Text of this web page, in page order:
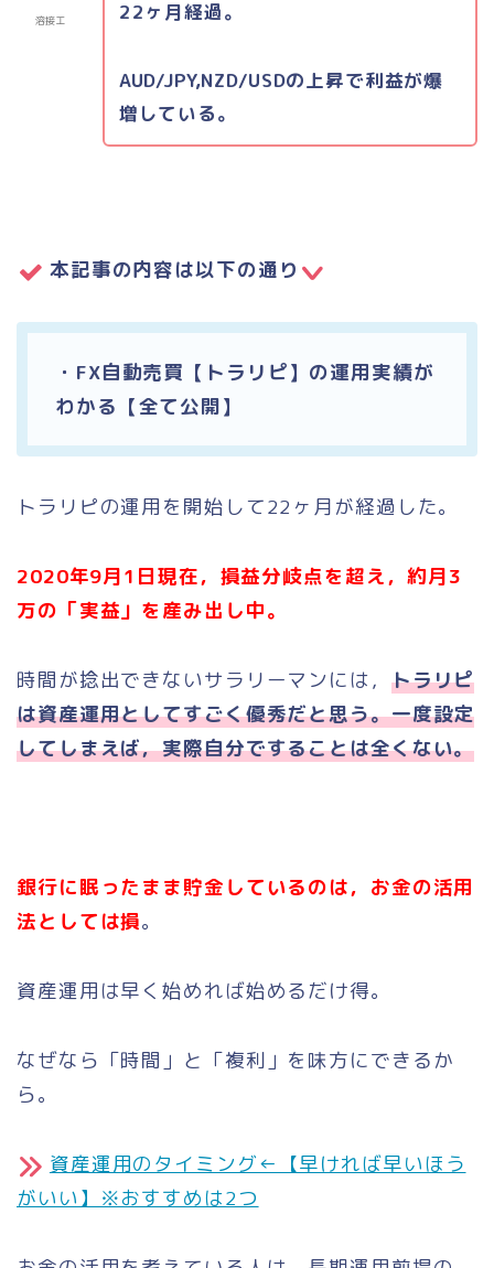
溶接工
22ヶ月経過。
AUD/JPY,NZD/USDの上昇で利益が爆
増している。
本記事の内容は以下の通り
・FX自動売買【トラリピ】の運用実績が
わかる【全て公開】
トラリピの運用を開始して22ヶ月が経過した。
2020年9月1日現在，損益分岐点を超え，約月3
万の「実益」を産み出し中。
時間が捻出できないサラリーマンには， トラリピ
は資産運用としてすごく優秀だと思う。一度設定
してしまえば，実際自分ですることは全くない。
銀行に眠ったまま貯金しているのは，お金の活用
法としては損。
資産運用は早く始めれば始めるだけ得。
なぜなら「時間」と「複利」を味方にできるか
ら。
資産運用のタイミング←【早ければ早いほう
がいい】※おすすめは2つ